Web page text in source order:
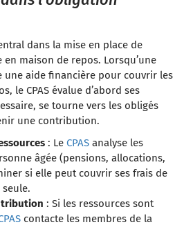
dans la mise en place de
maison de repos. Lorsqu’une
une aide financière pour couvrir les
le CPAS évalue d’abord ses
se tourne vers les obligés
une contribution.
: Le CPAS analyse les
âgée (pensions, allocations,
si elle peut couvrir ses frais de
: Si les ressources sont
contacte les membres de la